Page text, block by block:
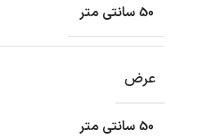
50 سانتی متر
عرض
50 سانتی متر